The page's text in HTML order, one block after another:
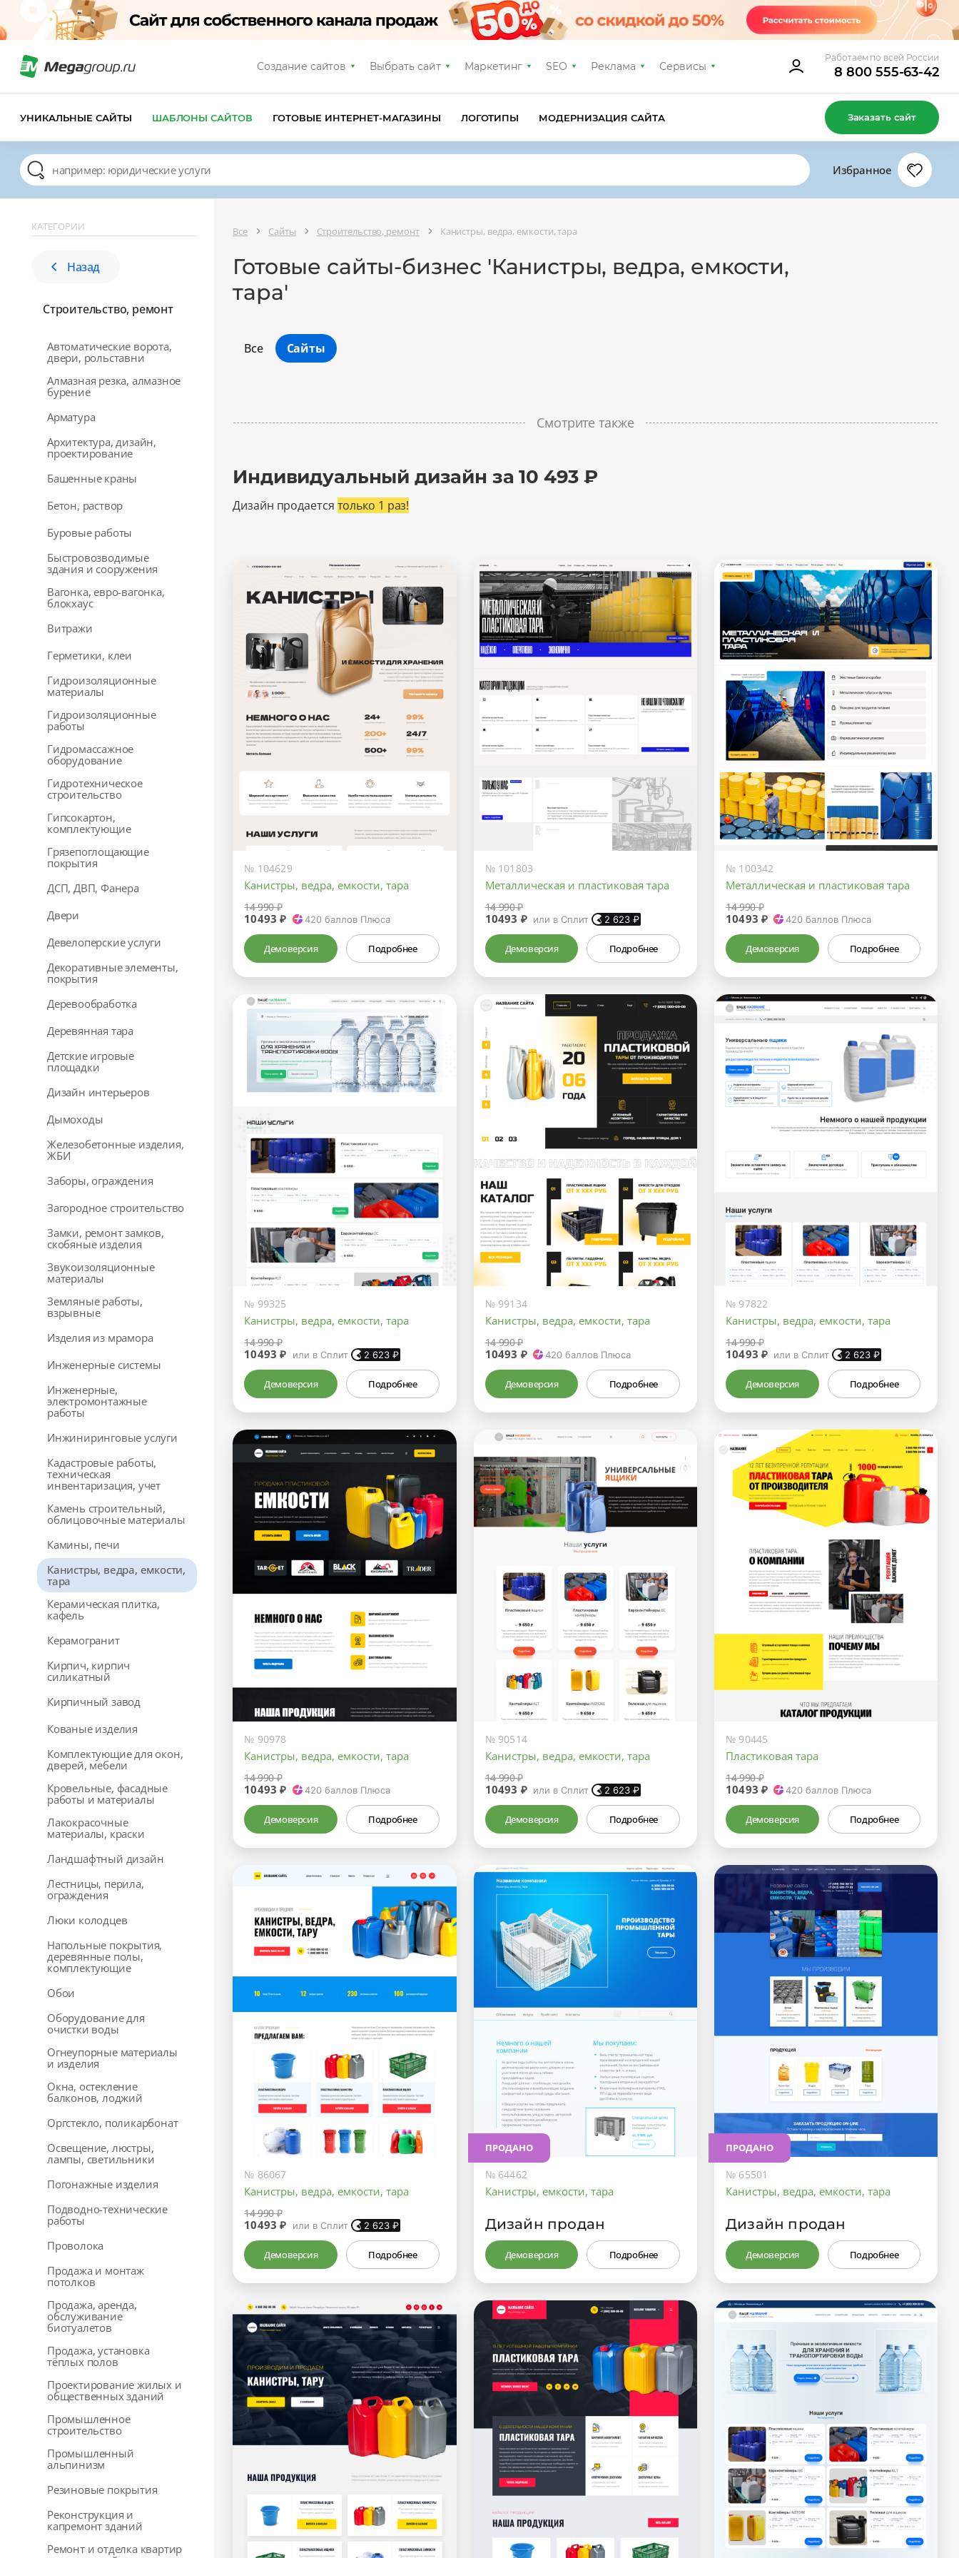
Создание сайтов Выбрать сайт Маркетинг SEO Реклама Сервисы
Работаем по всей России
8 800 555-63-42
УНИКАЛЬНЫЕ САЙТЫ ШАБЛОНЫ САЙТОВ ГОТОВЫЕ ИНТЕРНЕТ-МАГАЗИНЫ ЛОГОТИПЫ МОДЕРНИЗАЦИЯ САЙТА Заказать сайт
Избранное
КАТЕГОРИИ
Назад
Строительство, ремонт
Автоматические ворота,
двери, рольставни
Алмазная резка, алмазное
бурение
Арматура
Архитектура, дизайн,
проектирование
Башенные краны
Бетон, раствор
Буровые работы
Быстровозводимые
здания и сооружения
Вагонка, евро-вагонка,
блокхаус
Витражи
Герметики, клеи
Гидроизоляционные
материалы
Гидроизоляционные
работы
Гидромассажное
оборудование
Гидротехническое
строительство
Гипсокартон,
комплектующие
Грязепоглощающие
покрытия
ДСП, ДВП, Фанера
Двери
Девелоперские услуги
Декоративные элементы,
покрытия
Деревообработка
Деревянная тара
Детские игровые
площадки
Дизайн интерьеров
Дымоходы
Железобетонные изделия,
ЖБИ
Заборы, ограждения
Загородное строительство
Замки, ремонт замков,
скобяные изделия
Звукоизоляционные
материалы
Земляные работы,
взрывные
Изделия из мрамора
Инженерные системы
Инженерные,
электромонтажные
работы
Инжиниринговые услуги
Кадастровые работы,
техническая
инвентаризация, учет
Камень строительный,
облицовочные материалы
Камины, печи
Канистры, ведра, емкости,
тара
Керамическая плитка,
кафель
Керамогранит
Кирпич, кирпич
силикатный
Кирпичный завод
Кованые изделия
Комплектующие для окон,
дверей, мебели
Кровельные, фасадные
работы и материалы
Лакокрасочные
материалы, краски
Ландшафтный дизайн
Лестницы, перила,
ограждения
Люки колодцев
Напольные покрытия,
деревянные полы,
комплектующие
Обои
Оборудование для
очистки воды
Огнеупорные материалы
и изделия
Окна, остекление
балконов, лоджий
Оргстекло, поликарбонат
Освещение, люстры,
лампы, светильники
Погонажные изделия
Подводно-технические
работы
Проволока
Продажа и монтаж
потолков
Продажа, аренда,
обслуживание
биотуалетов
Продажа, установка
тёплых полов
Проектирование жилых и
общественных зданий
Промышленное
строительство
Промышленный
альпинизм
Резиновые покрытия
Реконструкция и
капремонт зданий
Ремонт и отделка квартир
Все Сайты Строительство, ремонт Канистры, ведра, емкости, тара
Готовые сайты-бизнес 'Канистры, ведра, емкости,
тара'
Все Сайты
Смотрите также
Индивидуальный дизайн за 10 493 ₽
Дизайн продается только 1 раз!
№ 104629
Канистры, ведра, емкости, тара
14 990 ₽
10493 ₽ 420баллов Плюса
Демоверсия Подробнее
№ 101803
Металлическая и пластиковая тара
14 990 ₽
10493 ₽ или в Сплит 2 623 ₽
Демоверсия Подробнее
№ 100342
Металлическая и пластиковая тара
14 990 ₽
10493 ₽ 420 баллов Плюса
Демоверсия Подробнее
№ 99325
Канистры, ведра, емкости, тара
14 990 ₽
10493 ₽ или в Сплит 2 623₽
Демоверсия Подробнее
№ 99134
Канистры, ведра, емкости, тара
14 990 ₽
10493 ₽ 420 баллов Плюса
Демоверсия Подробнее
№ 97822
Канистры, ведра, емкости, тара
14 990 ₽
10493 ₽ или в Сплит 2 623 ₽
Демоверсия Подробнее
№ 90978
Канистры, ведра, емкости, тара
14 990 ₽
10493 ₽ 420баллов Плюса
Демоверсия Подробнее
№ 90514
Канистры, ведра, емкости, тара
14 990 ₽
10493 ₽ или в Сплит 2 623 ₽
Демоверсия Подробнее
№ 90445
Пластиковая тара
14 990 ₽
10493 ₽ 420 баллов Плюса
Демоверсия Подробнее
№ 86067
Канистры, ведра, емкости, тара
14 990 ₽
10493 ₽ или в Сплит 2 623₽
Демоверсия Подробнее
ПРОДАНО
№ 64462
Канистры, емкости, тара
Дизайн продан
Демоверсия Подробнее
ПРОДАНО
№ 65501
Канистры, ведра, емкости, тара
Дизайн продан
Демоверсия Подробнее